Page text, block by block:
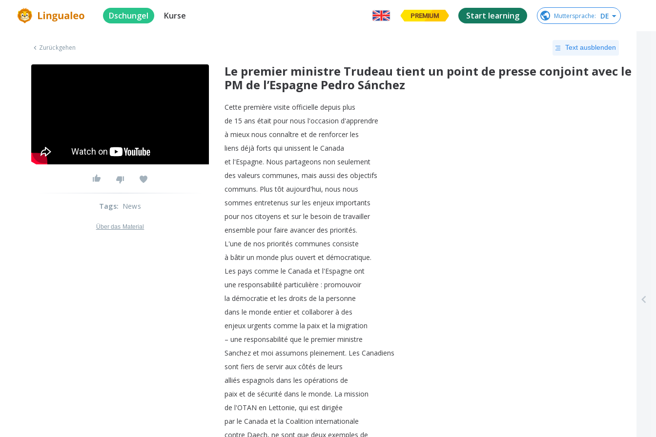
Dschungel Kurse PREMIUM Start learning Muttersprache: DE
Zurückgehen Text ausblenden
Le premier ministre Trudeau tient un point de presse conjoint avec le
PM de l’Espagne Pedro Sánchez
Cette première visite officielle depuis plus
de 15 ans était pour nous l'occasion d'apprendre
à mieux nous connaître et de renforcer les
liens déjà forts qui unissent le Canada
et l'Espagne. Nous partageons non seulement
des valeurs communes, mais aussi des objectifs
communs. Plus tôt aujourd'hui, nous nous
sommes entretenus sur les enjeux importants
pour nos citoyens et sur le besoin de travailler
ensemble pour faire avancer des priorités.
L'une de nos priorités communes consiste
à bâtir un monde plus ouvert et démocratique.
Les pays comme le Canada et l'Espagne ont
une responsabilité particulière : promouvoir
la démocratie et les droits de la personne
dans le monde entier et collaborer à des
enjeux urgents comme la paix et la migration
– une responsabilité que le premier ministre
Sanchez et moi assumons pleinement. Les Canadiens
sont fiers de servir aux côtés de leurs
alliés espagnols dans les opérations de
paix et de sécurité dans le monde. La mission
de l'OTAN en Lettonie, qui est dirigée
par le Canada et la Coalition internationale
contre Daech, ne sont que deux exemples de
Tags: News
Über das Material